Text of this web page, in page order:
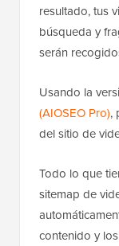
resultado, tus
búsqueda y
serán
Usando la
(AIOSEO Pro),
del sitio de
Todo lo que
sitemap de
contenido y